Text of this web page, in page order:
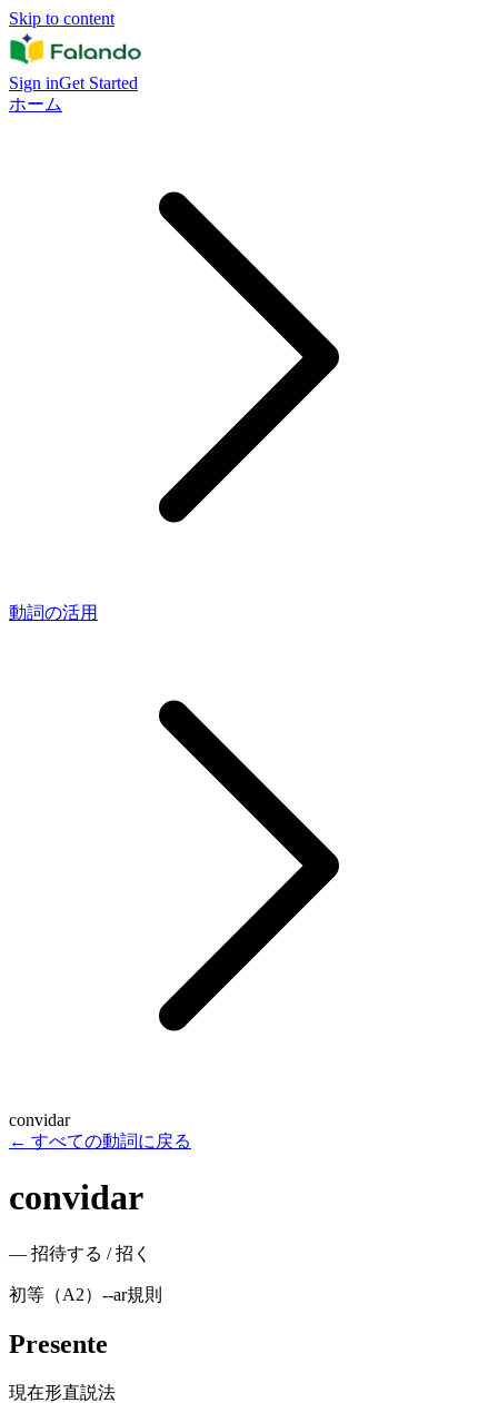
Skip to content
Sign inGet Started
ホーム
動詞の活用
convidar
← すべての動詞に戻る
convidar
— 招待する / 招く
初等（A2） --ar規則
Presente
現在形直説法